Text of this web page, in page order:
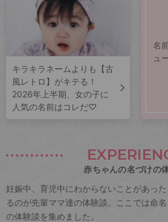
キラキラネームよりも【古
風レトロ】がキテる！
2026年上半期、女の子に
人気の名前はコレだ♡
名
ュ
赤ちゃんの名づけの
妊娠中、育児中にわからないことがあっ
るのが先輩ママ達の体験談。ここでは命
の体験談を集めました。